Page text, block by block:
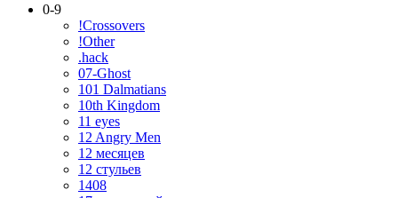
0-9
!Crossovers
!Other
.hack
07-Ghost
101 Dalmatians
10th Kingdom
11 eyes
12 Angry Men
12 месяцев
12 стульев
1408